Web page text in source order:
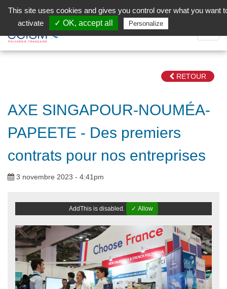
Facebook (Customer Chat) is disabled.
la
RETOUR
AXE SINGAPOUR-NOUMÉA-
PAPEETE - Des premiers
contrats pour nos entreprises
3 novembre 2023 - 4:41pm
AddThis is disabled. ✓ Allow
This site uses cookies and gives you control over what you want
activate
✓ OK, accept all Personalize